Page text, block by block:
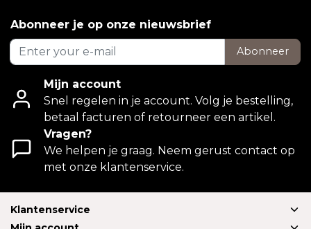
Abonneer je op onze nieuwsbrief
Abonneer
Mijn account
Snel regelen in je account. Volg je bestelling,
betaal facturen of retourneer een artikel.
Vragen?
We helpen je graag. Neem gerust contact op
met onze klantenservice.
Klantenservice